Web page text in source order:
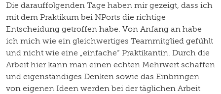
Die darauffolgenden Tage haben mir gezeigt, dass ich
mit dem Praktikum bei NPorts die richtige
Entscheidung getroffen habe. Von Anfang an habe
ich mich wie ein gleichwertiges Teammitglied gefühlt
und nicht wie eine „einfache“ Praktikantin. Durch die
Arbeit hier kann man einen echten Mehrwert schaffen
und eigenständiges Denken sowie das Einbringen
von eigenen Ideen werden bei der täglichen Arbeit